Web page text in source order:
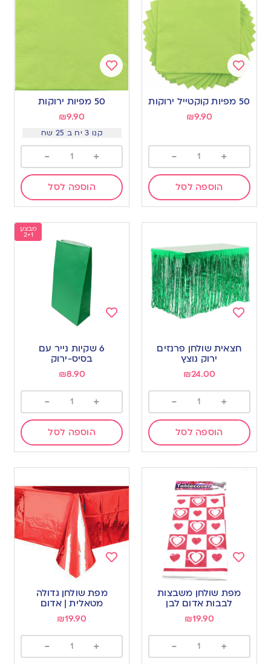
Add
to
50 מפיות קוקטייל ירוקות
₪9.90
+
-
הוספה לסל
50 מפיות ירוקות
₪9.90
קנו 3 יח ב 25 שח
+
-
הוספה לסל
wishlist
חצאית שולחן פרנזים
ירוק נוצץ
₪24.00
+
-
הוספה לסל
מבצע
2+1
wishlist
6 שקיות נייר עם
בסיס-ירוק
₪8.90
+
-
הוספה לסל
wishlist
מפת שולחן משבצות
לבבות אדום לבן
₪19.90
+
-
wishlist
מפת שולחן גדולה
מטאלית | אדום
₪19.90
+
-